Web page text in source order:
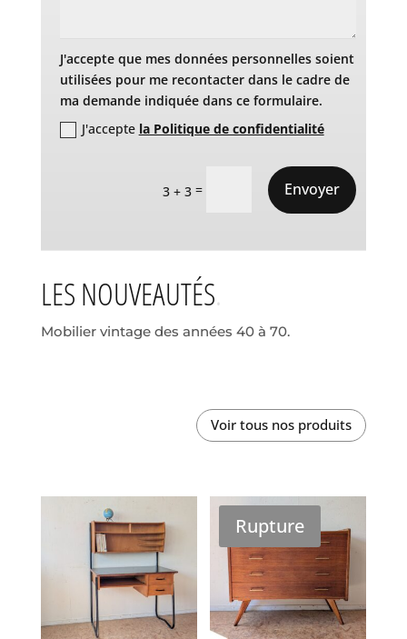
J'accepte que mes données personnelles soient
utilisées pour me recontacter dans le cadre de
ma demande indiquée dans ce formulaire.
J'accepte la Politique de confidentialité
3 + 3 = Envoyer
LES NOUVEAUTÉS
Mobilier vintage des années 40 à 70.
Voir tous nos produits
Rupture